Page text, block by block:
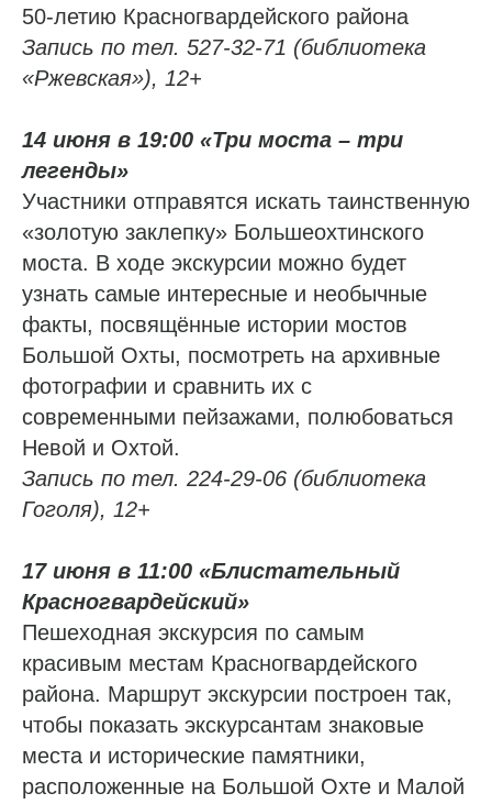
50-летию Красногвардейского района
Запись по тел. 527-32-71 (библиотека
«Ржевская»), 12+
14 июня в 19:00 «Три моста – три
легенды»
Участники отправятся искать таинственную
«золотую заклепку» Большеохтинского
моста. В ходе экскурсии можно будет
узнать самые интересные и необычные
факты, посвящённые истории мостов
Большой Охты, посмотреть на архивные
фотографии и сравнить их с
современными пейзажами, полюбоваться
Невой и Охтой.
Запись по тел. 224-29-06 (библиотека
Гоголя), 12+
17 июня в 11:00 «Блистательный
Красногвардейский»
Пешеходная экскурсия по самым
красивым местам Красногвардейского
района. Маршрут экскурсии построен так,
чтобы показать экскурсантам знаковые
места и исторические памятники,
расположенные на Большой Охте и Малой